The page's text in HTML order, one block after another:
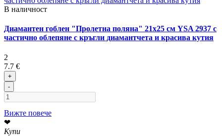
В наличност
Диамантен гоблен "Пролетна поляна" 21x25 см YSA 2937 с
частично облепяне с кръгли диамантчета и красива кутия
2
7.7 €
+
-
Вижте повече
❤
Купи